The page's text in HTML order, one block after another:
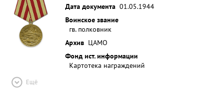
Дата документа 01.05.1944
Воинское звание
гв. полковник
Архив ЦАМО
Фонд ист. информации
Картотека награждений
Ещё